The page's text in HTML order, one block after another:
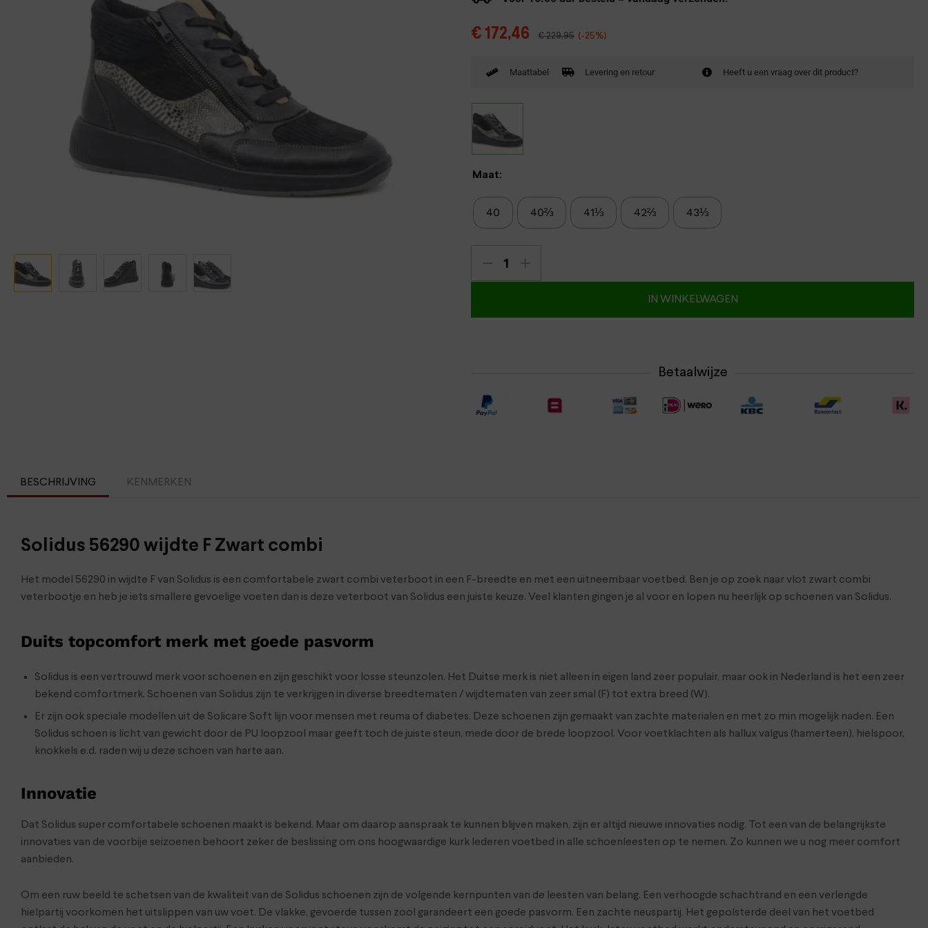
Pantoffels
Verbandschoenen (externe website)
Lowa
Meindl € 172,46 €229,95 (-25%)
Maattabel Levering en retour Heeft u een vraag over dit product?
Maat:
40 40⅔ 41⅓ 42⅔ 43⅓
IN WINKELWAGEN
Betaalwijze
BESCHRIJVING KENMERKEN
Solidus 56290 wijdte F Zwart combi
Het model 56290 in wijdte F van Solidus is een comfortabele zwart combi veterboot in een F-breedte en met een uitneembaar voetbed. Ben je op zoek naar vlot zwart combi
veterbootje en heb je iets smallere gevoelige voeten dan is deze veterboot van Solidus een juiste keuze. Veel klanten gingen je al voor en lopen nu heerlijk op schoenen van Solidus.
Duits topcomfort merk met goede pasvorm
Solidus is een vertrouwd merk voor schoenen en zijn geschikt voor losse steunzolen. Het Duitse merk is niet alleen in eigen land zeer populair, maar ook in Nederland is het een zeer
bekend comfortmerk. Schoenen van Solidus zijn te verkrijgen in diverse breedtematen / wijdtematen van zeer smal (F) tot extra breed (W).
Er zijn ook speciale modellen uit de Solicare Soft lijn voor mensen met reuma of diabetes. Deze schoenen zijn gemaakt van zachte materialen en met zo min mogelijk naden. Een
Solidus schoen is licht van gewicht door de PU loopzool maar geeft toch de juiste steun, mede door de brede loopzool. Voor voetklachten als hallux valgus (hamerteen), hielspoor,
knokkels e.d. raden wij u deze schoen van harte aan.
Innovatie
Dat Solidus super comfortabele schoenen maakt is bekend. Maar om daarop aanspraak te kunnen blijven maken, zijn er altijd nieuwe innovaties nodig. Tot een van de belangrijkste
innovaties van de voorbije seizoenen behoort zeker de beslissing om ons hoogwaardige kurk lederen voetbed in alle schoenleesten op te nemen. Zo kunnen we u nog meer comfort
aanbieden.
Om een ruw beeld te schetsen van de kwaliteit van de Solidus schoenen zijn de volgende kernpunten van de leesten van belang. Een verhoogde schachtrand en een verlengde
hielpartij voorkomen het uitslippen van uw voet. De vlakke, gevoerde tussen zool garandeert een goede pasvorm. Een zachte neuspartij. Het gepolsterde deel van het voetbed